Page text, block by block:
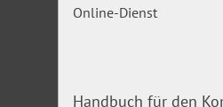
Handbuch für den